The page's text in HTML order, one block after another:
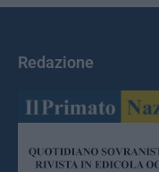
Redazione